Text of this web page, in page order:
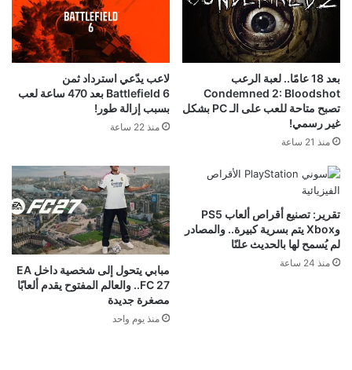
بعد 18 عامًا.. لعبة الرعب
Condemned 2: Bloodshot
تصبح متاحة للعب على الـ PC بشكل
غير رسمي!
منذ 21 ساعة
لاعب يدّعي استرداد ثمن
Battlefield 6 بعد 470 ساعة لعب
بسبب إزالة طور!
منذ 22 ساعة
تقرير: تصنيع أقراص ألعاب PS5
وXbox يتم بسرية كبيرة.. والمصادر
لم يُسمح لها بالحديث علنًا
منذ 24 ساعة
مبابي يتحول إلى شخصية داخل EA
FC 27.. والعالم المفتوح يقدم ألعابًا
مصغرة جديدة
منذ يوم واحد